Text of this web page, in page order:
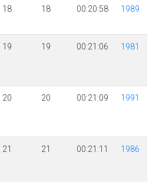
18 18 00:20:58 1989
19 19 00:21:06 1981
20 20 00:21:09 1991
21 21 00:21:11 1986